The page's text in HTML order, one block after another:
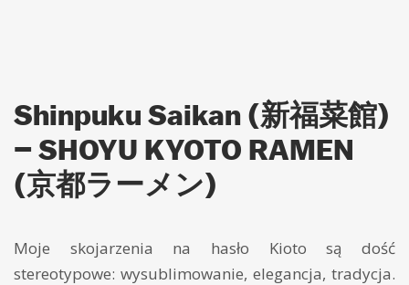
Shinpuku Saikan (新福菜館)
– SHOYU KYOTO RAMEN
(京都ラーメン)
Moje skojarzenia na hasło Kioto są dość
stereotypowe: wysublimowanie, elegancja, tradycja.